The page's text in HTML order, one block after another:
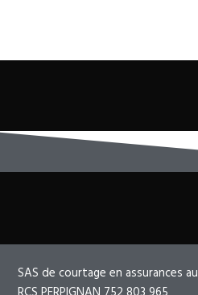
SAS de courtage en assurances